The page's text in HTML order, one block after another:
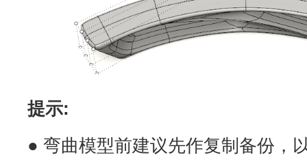
提示:
● 弯曲模型前建议先作复制备份，